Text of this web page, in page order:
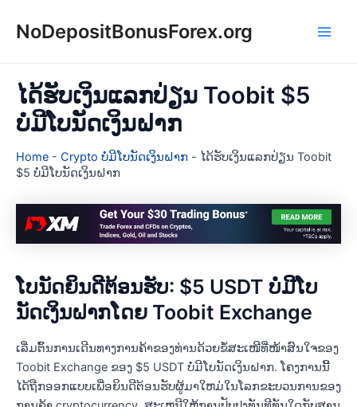
NoDepositBonusForex.org
ໄດ້ຮັບເງິນແລກປ່ຽນ Toobit $5
ບໍ່ມີໂບນັດເງິນຝາກ
Home - Crypto ບໍ່ມີໂບນັດເງິນຝາກ - ໄດ້ຮັບເງິນແລກປ່ຽນ Toobit
$5 ບໍ່ມີໂບນັດເງິນຝາກ
ໂບນັດຍິນດີຕ້ອນຮັບ: $5 USDT ບໍ່ມີໂບ
ນັດເງິນຝາກໂດຍ Toobit Exchange
ເລີ່ມຕົ້ນການເດີນທາງການຄ້າຂອງທ່ານດ້ວຍຂໍ້ສະເໜີທີ່ໜ້າສົນໃຈຂອງ
Toobit Exchange ຂອງ $5 USDT ບໍ່ມີໂບນັດເງິນຝາກ. ໂຄງ​ການ​ນີ້​
ໄດ້​ຖືກ​ອອກ​ແບບ​ເພື່ອ​ຍິນ​ດີ​ຕ້ອນ​ຮັບ​ຜູ້​ມາ​ໃຫມ່​ໃນ​ໂລກ​ຂະ​ບວນ​ການ​ຂອງ​